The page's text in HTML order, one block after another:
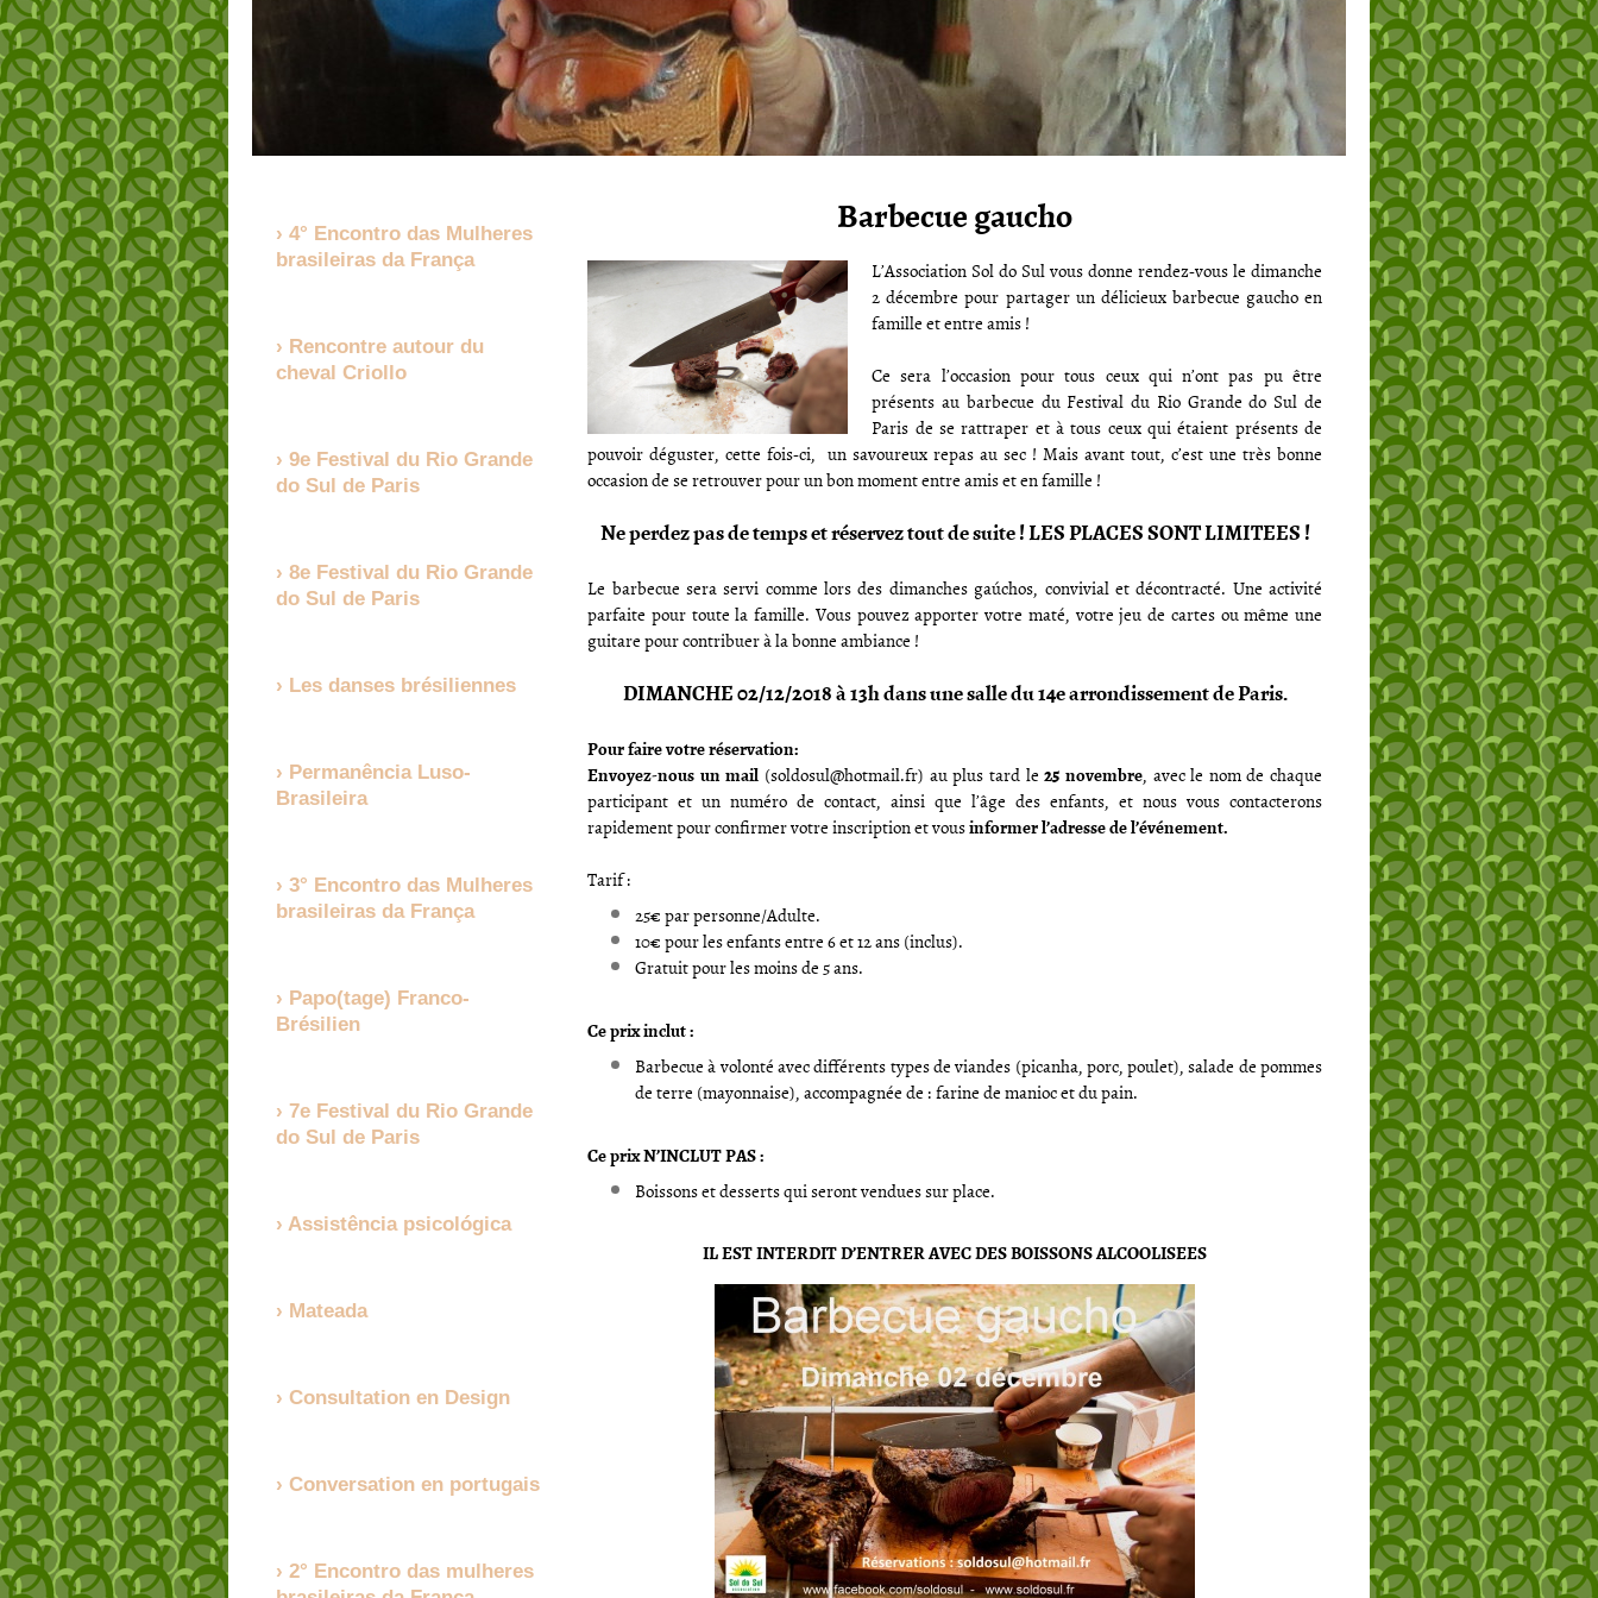
Barbecue gaucho
L’Association Sol do Sul vous donne rendez-vous le dimanche
2 décembre pour partager un délicieux barbecue gaucho en
famille et entre amis !
Ce sera l’occasion pour tous ceux qui n’ont pas pu être
présents au barbecue du Festival du Rio Grande do Sul de
Paris de se rattraper et à tous ceux qui étaient présents de
pouvoir déguster, cette fois-ci, un savoureux repas au sec ! Mais avant tout, c’est une très bonne
occasion de se retrouver pour un bon moment entre amis et en famille !
Ne perdez pas de temps et réservez tout de suite ! LES PLACES SONT LIMITEES !
Le barbecue sera servi comme lors des dimanches gaúchos, convivial et décontracté. Une activité
parfaite pour toute la famille. Vous pouvez apporter votre maté, votre jeu de cartes ou même une
guitare pour contribuer à la bonne ambiance !
DIMANCHE 02/12/2018 à 13h dans une salle du 14e arrondissement de Paris.
Pour faire votre réservation:
Envoyez-nous un mail (soldosul@hotmail.fr) au plus tard le25 novembre, avec le nom de chaque
participant et un numéro de contact, ainsi que l’âge des enfants, et nous vous contacterons
rapidement pour confirmer votre inscription et vousinformer l’adresse de l’événement.
Tarif :
25€ par personne/Adulte.
10€ pour les enfants entre 6 et 12 ans (inclus).
Gratuit pour les moins de 5 ans.
Ce prix inclut :
Barbecue à volonté avec différents types de viandes (picanha, porc, poulet), salade de pommes
de terre (mayonnaise), accompagnée de : farine de manioc et du pain.
Ce prix N’INCLUT PAS :
Boissons et desserts qui seront vendues sur place.
IL EST INTERDIT D’ENTRER AVEC DES BOISSONS ALCOOLISEES
4° Encontro das Mulheres
brasileiras da França
Rencontre autour du
cheval Criollo
9e Festival du Rio Grande
do Sul de Paris
8e Festival du Rio Grande
do Sul de Paris
Les danses brésiliennes
Permanência Luso-
Brasileira
3° Encontro das Mulheres
brasileiras da França
Papo(tage) Franco-
Brésilien
7e Festival du Rio Grande
do Sul de Paris
Assistência psicológica
Mateada
Consultation en Design
Conversation en portugais
2° Encontro das mulheres